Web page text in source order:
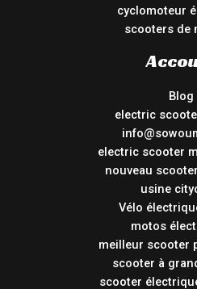
cyclomoteur
scooters de
Blog
electric
electric scooter
nouveau
usine
Vélo
motos
meilleur scooter
scooter à
scooter